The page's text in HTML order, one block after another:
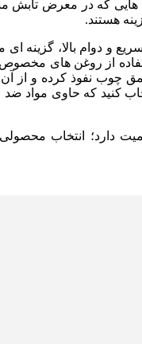
که در معرض تابش
و دوام بالا، گزینه
از روغن های مخصوص
چوب نفوذ کرده و
کنید که حاوی مواد
دارد؛ انتخاب محصولی